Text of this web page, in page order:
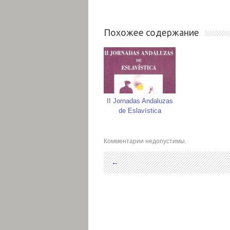
Похожее содержание
II Jornadas Andaluzas
de Eslavística
Комментарии недопустимы.
←